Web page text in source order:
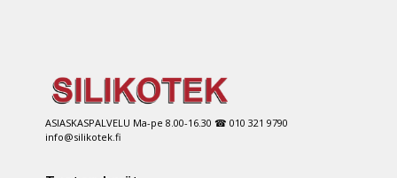
ASIASKASPALVELU Ma-pe 8.00-16.30 ☎ 010 321 9790
info@silikotek.fi